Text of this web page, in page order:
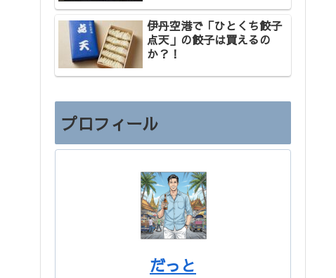
伊丹空港で「ひとくち餃子
点天」の餃子は買えるの
か？！
プロフィール
だっと